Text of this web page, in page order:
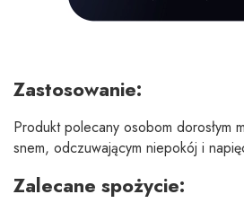
Zastosowanie:
Produkt polecany osobom dorosłym
snem, odczuwającym niepokój i
Zalecane spożycie: